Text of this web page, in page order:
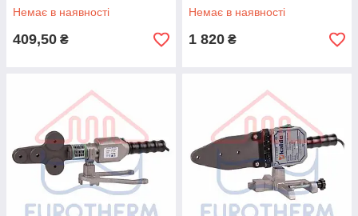
Немає в наявності
409,50 ₴
Немає в наявності
1 820 ₴